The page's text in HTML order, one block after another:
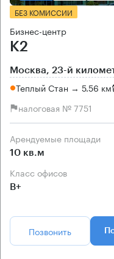
БЕЗ КОМИССИИ
Бизнес-центр
K2
Москва, 23-й
Теплый Стан → 5.56 км
налоговая № 7751
Арендуемые площади
10 кв.м
Класс офисов
B+
Позвонить